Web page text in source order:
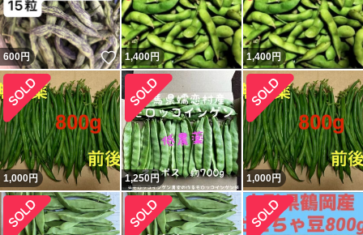
600円 いいね！
1,400円 1,400円
1,000円 1,250円 1,000円